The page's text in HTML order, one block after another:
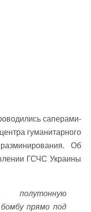
саперами-
гуманитарного
Об
ГСЧС Украины
полутонную
прямо под